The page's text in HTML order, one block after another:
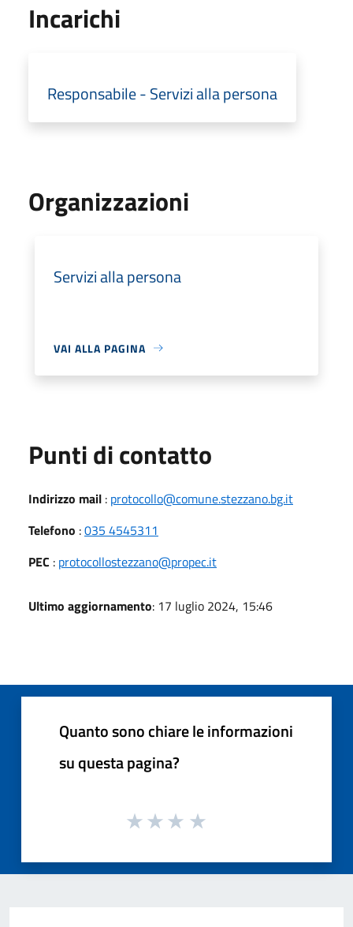
Incarichi
Responsabile - Servizi alla persona
Organizzazioni
Servizi alla persona
VAI ALLA PAGINA
Punti di contatto
Indirizzo mail : protocollo@comune.stezzano.bg.it
Telefono :035 4545311
PEC : protocollostezzano@propec.it
Ultimo aggiornamento: 17 luglio 2024, 15:46
Quanto sono chiare le informazioni
su questa pagina?